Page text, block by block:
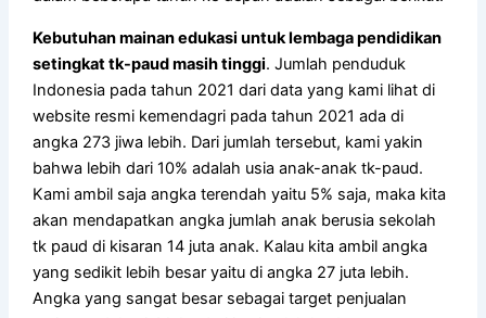
Kebutuhan mainan edukasi untuk lembaga pendidikan
setingkat tk-paud masih tinggi. Jumlah penduduk
Indonesia pada tahun 2021 dari data yang kami lihat di
website resmi kemendagri pada tahun 2021 ada di
angka 273 jiwa lebih. Dari jumlah tersebut, kami yakin
bahwa lebih dari 10% adalah usia anak-anak tk-paud.
Kami ambil saja angka terendah yaitu 5% saja, maka kita
akan mendapatkan angka jumlah anak berusia sekolah
tk paud di kisaran 14 juta anak. Kalau kita ambil angka
yang sedikit lebih besar yaitu di angka 27 juta lebih.
Angka yang sangat besar sebagai target penjualan